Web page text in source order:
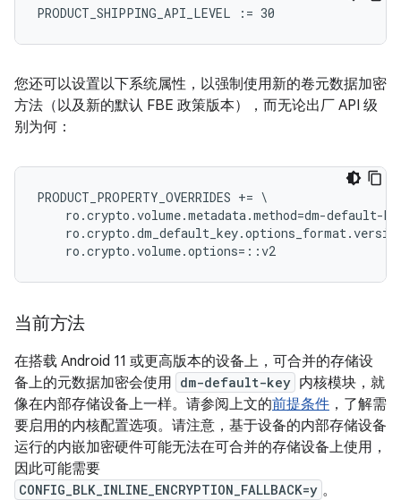
您还可以设置以下系统属性，以强制使用新的卷元数据加密
方法（以及新的默认 FBE 政策版本），而无论出厂 API 级
别为何：
PRODUCT_PROPERTY_OVERRIDES += \
ro.crypto.volume.metadata.method=dm-default-
当前方法
在搭载 Android 11 或更高版本的设备上，可合并的存储设
备上的元数据加密会使用 dm-default-key 内核模块，就
像在内部存储设备上一样。请参阅上文的前提条件 ，了解需
要启用的内核配置选项。请注意，基于设备的内部存储设备
运行的内嵌加密硬件可能无法在可合并的存储设备上使用，
因此可能需要
CONFIG_BLK_INLINE_ENCRYPTION_FALLBACK=y 。